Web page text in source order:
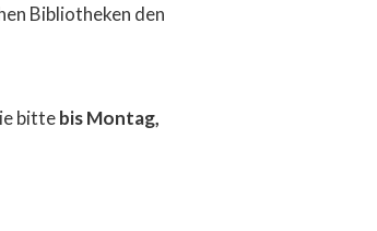
Bibliotheken den
bittebis Montag,